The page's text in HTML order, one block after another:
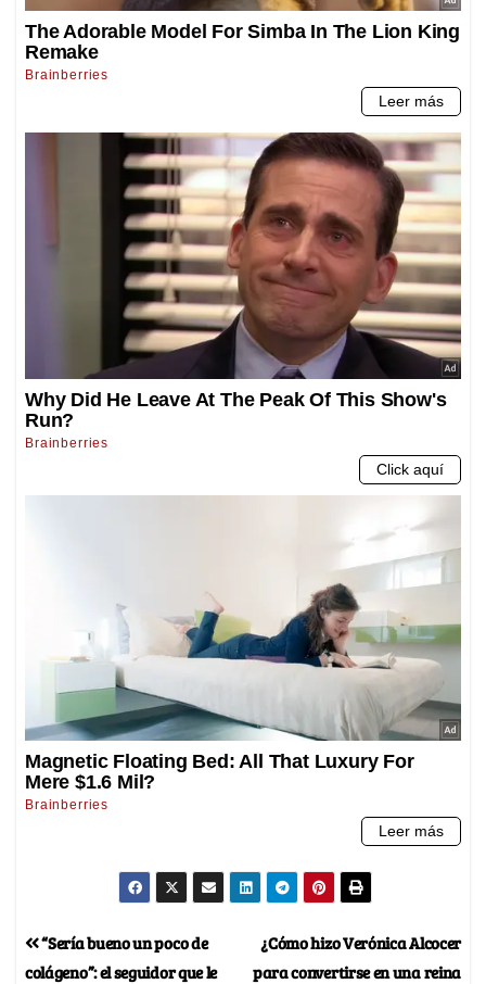
¿Cómo hizo Verónica Alcocer
para convertirse en una reina
“Sería bueno un poco de
colágeno”: el seguidor que le